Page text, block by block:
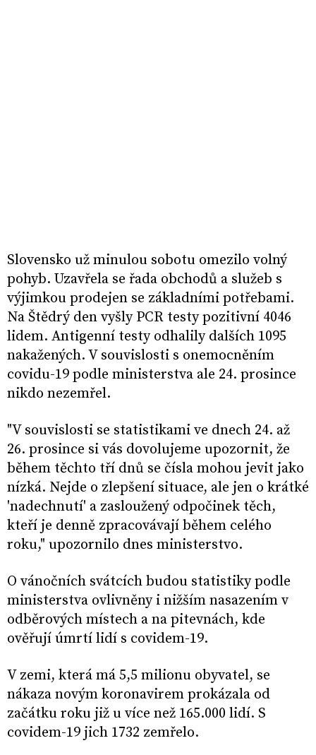
Slovensko už minulou sobotu omezilo volný
pohyb. Uzavřela se řada obchodů a služeb s
výjimkou prodejen se základními potřebami.
Na Štědrý den vyšly PCR testy pozitivní 4046
lidem. Antigenní testy odhalily dalších 1095
nakažených. V souvislosti s onemocněním
covidu-19 podle ministerstva ale 24. prosince
nikdo nezemřel.
"V souvislosti se statistikami ve dnech 24. až
26. prosince si vás dovolujeme upozornit, že
během těchto tří dnů se čísla mohou jevit jako
nízká. Nejde o zlepšení situace, ale jen o krátké
'nadechnutí' a zasloužený odpočinek těch,
kteří je denně zpracovávají během celého
roku," upozornilo dnes ministerstvo.
O vánočních svátcích budou statistiky podle
ministerstva ovlivněny i nižším nasazením v
odběrových místech a na pitevnách, kde
ověřují úmrtí lidí s covidem-19.
V zemi, která má 5,5 milionu obyvatel, se
nákaza novým koronavirem prokázala od
začátku roku již u více než 165.000 lidí. S
covidem-19 jich 1732 zemřelo.